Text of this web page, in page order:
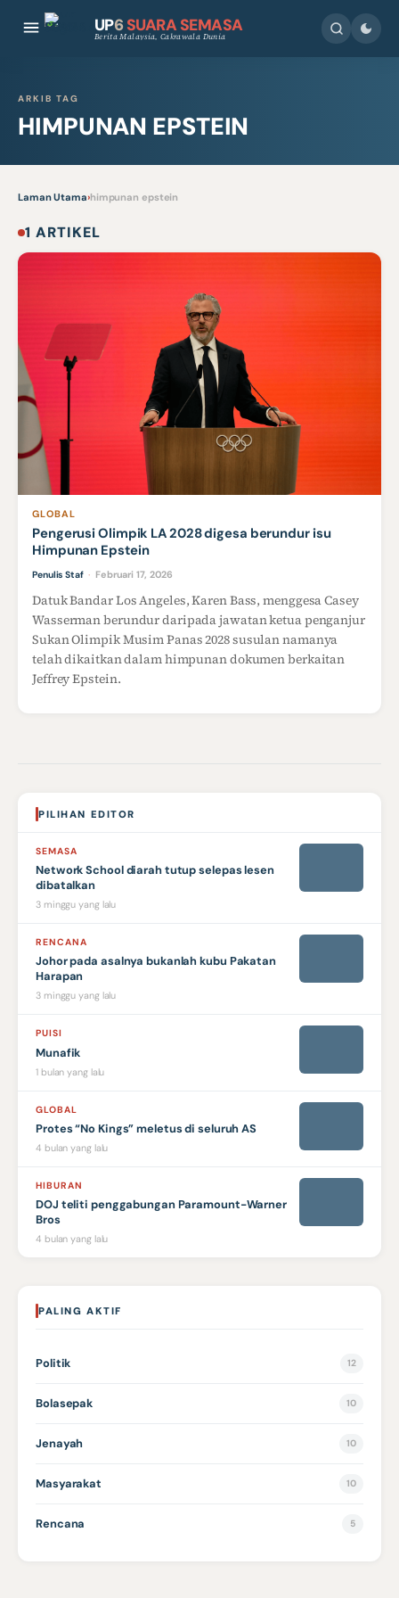
UP6 SUARA SEMASA
Berita Malaysia, Cakrawala Dunia
ARKIB TAG
HIMPUNAN EPSTEIN
Laman Utama›himpunan epstein
1 ARTIKEL
GLOBAL
Pengerusi Olimpik LA 2028 digesa berundur isu
Himpunan Epstein
Penulis Staf · Februari 17, 2026
Datuk Bandar Los Angeles, Karen Bass, menggesa Casey
Wasserman berundur daripada jawatan ketua penganjur
Sukan Olimpik Musim Panas 2028 susulan namanya
telah dikaitkan dalam himpunan dokumen berkaitan
Jeffrey Epstein.
PILIHAN EDITOR
SEMASA
Network School diarah tutup selepas lesen
dibatalkan
3 minggu yang lalu
RENCANA
Johor pada asalnya bukanlah kubu Pakatan
Harapan
3 minggu yang lalu
PUISI
Munafik
1 bulan yang lalu
GLOBAL
Protes “No Kings” meletus di seluruh AS
4 bulan yang lalu
HIBURAN
DOJ teliti penggabungan Paramount-Warner
Bros
4 bulan yang lalu
PALING AKTIF
Politik 12
Bolasepak 10
Jenayah 10
Masyarakat 10
Rencana 5